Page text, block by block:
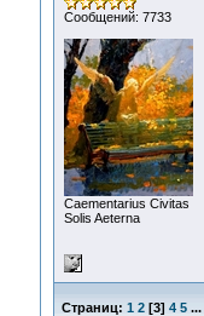
Сообщений: 7733
Сaementarius Civitas
Solis Aeterna
Страниц: 1 2[3] 4 5 ...